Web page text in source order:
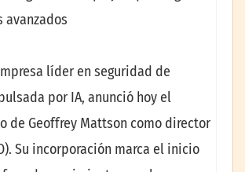
avanzados
líder en seguridad de
por IA, anunció hoy el
de Geoffrey Mattson como director
Su incorporación marca el inicio